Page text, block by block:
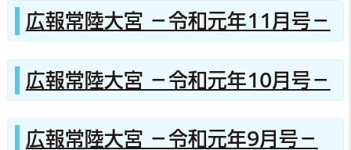
広報常陸大宮 －令和元年11月号－
広報常陸大宮 －令和元年10月号－
広報常陸大宮 －令和元年9月号－